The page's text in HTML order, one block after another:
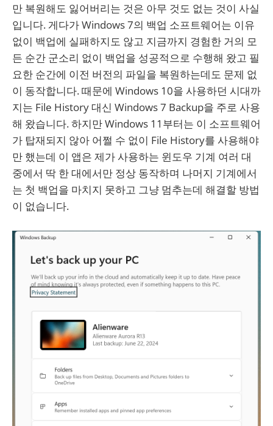
만 복원해도 잃어버리는 것은 아무 것도 없는 것이 사실
입니다. 게다가 Windows 7의 백업 소프트웨어는 이유
없이 백업에 실패하지도 않고 지금까지 경험한 거의 모
든 순간 군소리 없이 백업을 성공적으로 수행해 왔고 필
요한 순간에 이전 버전의 파일을 복원하는데도 문제 없
이 동작합니다. 때문에 Windows 10을 사용하던 시대까
지는 File History 대신 Windows 7 Backup을 주로 사용
해 왔습니다. 하지만 Windows 11부터는 이 소프트웨어
가 탑재되지 않아 어쩔 수 없이 File History를 사용해야
만 했는데 이 앱은 제가 사용하는 윈도우 기계 여러 대
중에서 딱 한 대에서만 정상 동작하며 나머지 기계에서
는 첫 백업을 마치지 못하고 그냥 멈추는데 해결할 방법
이 없습니다.